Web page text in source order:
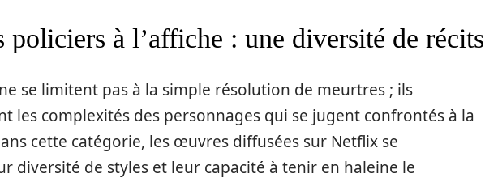
policiers à l’affiche : une diversité de récits
ne se limitent pas à la simple résolution de meurtres ; ils
les complexités des personnages qui se jugent confrontés à la
cette catégorie, les œuvres diffusées sur Netflix se
diversité de styles et leur capacité à tenir en haleine le